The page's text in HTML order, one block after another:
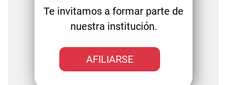
Te invitamos a formar parte de
nuestra institución.
AFILIARSE